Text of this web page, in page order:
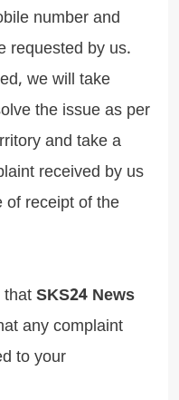
number and
requested by us.
we will take
the issue as per
and take a
received by us
of receipt of the
that SKS24 News
any complaint
to your